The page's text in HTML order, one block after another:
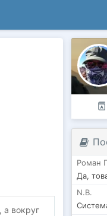
а вокруг
Роман
N.B.